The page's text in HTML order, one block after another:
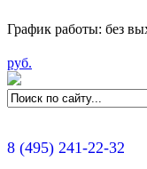
График работы: без
руб.
8 (495) 241-22-32